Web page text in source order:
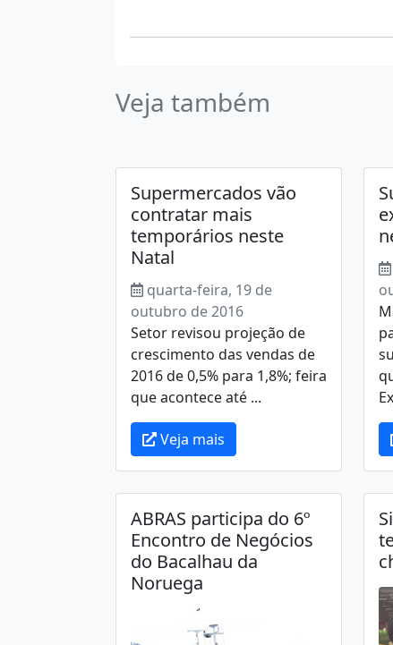
Veja também
Supermercados vão
contratar mais
temporários neste
Natal
quarta-feira, 19 de
outubro de 2016
Setor revisou projeção de
crescimento das vendas de
2016 de 0,5% para 1,8%; feira
que acontece até ...
Veja mais
ABRAS participa do 6º
Encontro de Negócios
do Bacalhau da
Noruega